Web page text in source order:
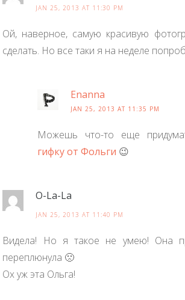
JAN 25, 2013 AT 11:30 PM
Ой, наверное, самую красивую
сделать. Но все таки я на неделе
Enanna
JAN 25, 2013 AT 11:35 PM
Можешь что-то еще
гифку от Фольги 😉
O-La-La
JAN 25, 2013 AT 11:40 PM
Видела! Но я такое не умею! Она
переплюнула 🙁
Ох уж эта Ольга!